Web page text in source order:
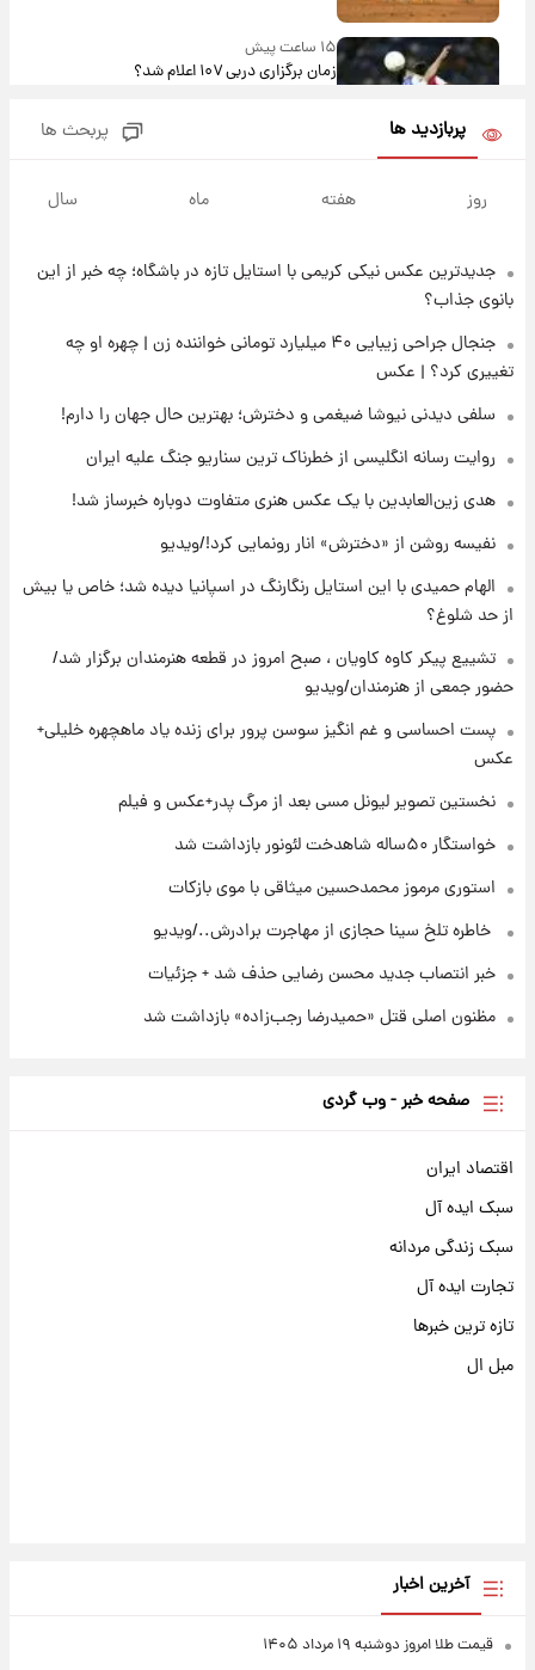
۱۵ ساعت پیش
زمان برگزاری دربی ۱۰۷ اعلام شد؟
جزئیات
۱۷ ساعت پیش
آتش‌سوزی در لوناپارک شیراز؛ آخرین وضعیت
خزندگان خطرناک پس از حادثه
۲۲ ساعت پیش
خواستگار ۵۰ساله شاهدخت لئونور بازداشت شد
پدر+عکس و فیلم
۲۳ ساعت پیش
استوری مرموز محمدحسین میثاقی با موی
پربازدید ها پربحث ها
روز هفته ماه سال
جدیدترین عکس نیکی کریمی با استایل تازه در باشگاه؛ چه خبر از این
بانوی جذاب؟
جنجال جراحی زیبایی ۴۰ میلیارد تومانی خواننده زن | چهره او چه
تغییری کرد؟ | عکس
سلفی دیدنی نیوشا ضیغمی و دخترش؛ بهترین حال جهان را دارم!
روایت رسانه انگلیسی از خطرناک ترین سناریو جنگ علیه ایران
هدی زین‌العابدین با یک عکس هنری متفاوت دوباره خبرساز شد!
نفیسه روشن از «دخترش» انار رونمایی کرد!/ویدیو
الهام حمیدی با این استایل رنگارنگ در اسپانیا دیده شد؛ خاص یا بیش
از حد شلوغ؟
تشییع پیکر کاوه کاویان ، صبح امروز در قطعه هنرمندان برگزار شد/
حضور جمعی از هنرمندان/ویدیو
پست احساسی و غم انگیز سوسن پرور برای زنده یاد ماهچهره خلیلی+
عکس
نخستین تصویر لیونل مسی بعد از مرگ پدر+عکس و فیلم
خواستگار ۵۰ساله شاهدخت لئونور بازداشت شد
استوری مرموز محمدحسین میثاقی با موی بازکات
⁨ خاطره تلخ سینا حجازی از مهاجرت برادرش../ویدیو
خبر انتصاب جدید محسن رضایی حذف شد + جزئیات
مظنون اصلی قتل «حمیدرضا رجب‌زاده» بازداشت شد
صفحه خبر - وب گردی
اقتصاد ایران
سبک ایده آل
سبک زندگی مردانه
تجارت ایده آل
تازه ترین خبرها
مبل ال
آخرین اخبار
قیمت طلا امروز دوشنبه ۱۹ مرداد ۱۴۰۵